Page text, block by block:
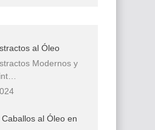
al Óleo
Modernos y
al Óleo en